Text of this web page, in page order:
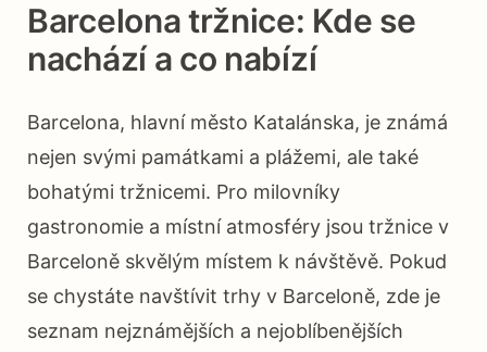
Barcelona tržnice: Kde se
nachází a co nabízí
Barcelona, hlavní město Katalánska, je známá
nejen svými památkami a plážemi, ale také
bohatými tržnicemi. Pro milovníky
gastronomie a místní atmosféry jsou tržnice v
Barceloně skvělým místem k návštěvě. Pokud
se chystáte navštívit trhy v Barceloně, zde je
seznam nejznámějších a nejoblíbenějších